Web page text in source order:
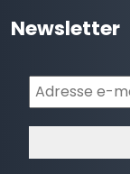
Newsletter
Adresse
e-
mail